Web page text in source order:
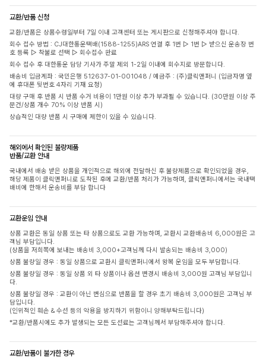
교환/반품 신청
교환/반품은 상품수령일부터 7일 이내 고객센터 또는 게시판으로 신청해주셔야 합니다.
회수 접수 방법 : CJ대한통운택배(1588-1255)ARS 연결 후 1번 ▷ 1번 ▷ 받으신 운송장 번
호 등록 ▷ 착불로 선택 ▷ 회수접수 완료
회수 접수 후 대한통운 담당 기사가 주말 제외 1-2일 이내에 회수지로 방문합니다.
배송비 입금계좌 : 국민은행 512637-01-001048 / 예금주 : (주)클릭앤퍼니 (입금자명 옆
에 휴대폰 뒷번호 4자리 기재 요청)
대량 구매 후 반품 시 반품 수거 비용이 1만원 이상 추가 부과될 수 있습니다. (30만원 이상 주
문건/상품 개수 70% 이상 반품 시)
상습적인 대량 반품 시 구매에 제한이 있을 수 있습니다.
해외에서 확인된 불량제품
반품/교환 안내
국내에서 배송 받은 상품을 개인적으로 해외에 전달하신 후 불량제품으로 확인되었을 경우,
해당 제품이 클릭앤퍼니로 도착된 후에 교환/반품 처리가 가능하며, 클릭앤퍼니에서는 국내택
배비에 한해서 운송비를 부담 합니다
교환운임 안내
상품 교환은 동일 상품 또는 타 상품으로도 교환 가능하며, 교환시 교환배송비 6,000원은 고
객님 부담입니다.
(상품을 저희쪽에 보내는 배송비 3,000+고객님께 다시 발송되는 배송비 3,000)
상품 불량일 경우 : 동일 상품으로 교환시 클릭앤퍼니에서 왕복 운임을 모두 부담합니다.
상품 불량일 경우 : 동일 상품 외 타 상품이나 옵션 변경시 배송비 3,000원 고객님 부담입니
다.
상품 불량일 경우 : 교환이 아닌 변심으로 반품을 할 경우 초기 배송비 3,000원은 고객님 부
담입니다.
(인위적인 훼손 & 수선 등의 악용을 방지하기 위함이니 양해부탁드립니다)
*교환/반품시에도 추가 발생되는 모든 도선료는 고객님께서 부담해주셔야 합니다.
교환/반품이 불가한 경우